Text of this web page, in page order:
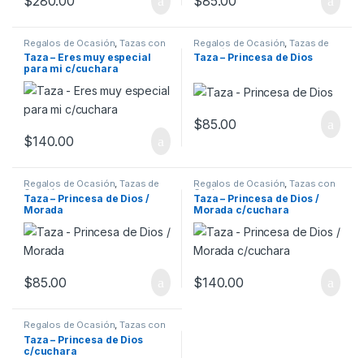
Regalos de Ocasión ,Tazas con
Cuchara
Taza – Eres muy especial
para mi c/cuchara
$140.00
Regalos de Ocasión ,Tazas de
Ocasión
Taza – Princesa de Dios
$85.00
Regalos de Ocasión,Tazas de
Ocasión
Taza – Princesa de Dios /
Morada
$85.00
Regalos de Ocasión,Tazas con
Cuchara
Taza – Princesa de Dios /
Morada c/cuchara
$140.00
Regalos de Ocasión,Tazas con
Cuchara
Taza – Princesa de Dios
c/cuchara